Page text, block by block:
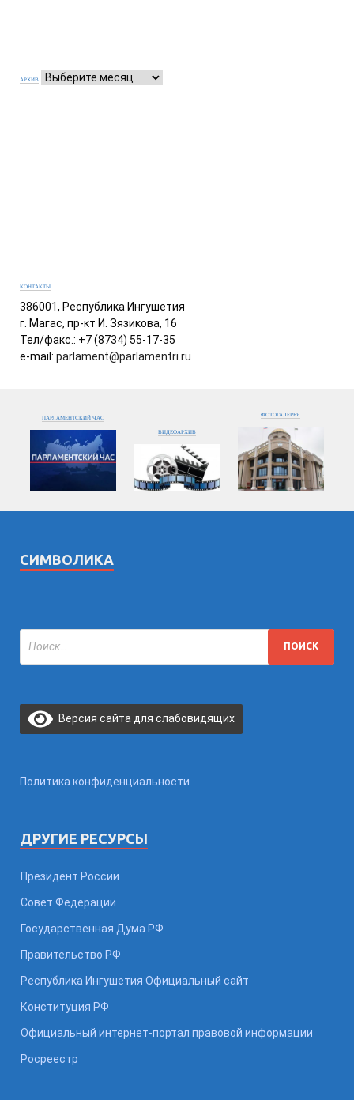
АРХИВ
КОНТАКТЫ
386001, Республика Ингушетия
г. Магас, пр-кт И. Зязикова, 16
Тел/факс.: +7 (8734) 55-17-35
e-mail: parlament@parlamentri.ru
ПАРЛАМЕНТСКИЙ ЧАС
ВИДЕОАРХИВ
ФОТОГАЛЕРЕЯ
СИМВОЛИКА
Версия сайта для слабовидящих
Политика конфиденциальности
ДРУГИЕ РЕСУРСЫ
Президент России
Совет Федерации
Государственная Дума РФ
Правительство РФ
Республика Ингушетия Официальный сайт
Конституция РФ
Официальный интернет-портал правовой информации
Росреестр